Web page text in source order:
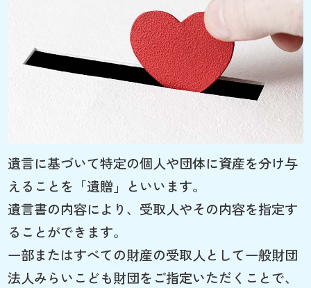
遺言に基づいて特定の個人や団体に資産を分け与
えることを「遺贈」といいます。
遺言書の内容により、受取人やその内容を指定す
ることができます。
一部またはすべての財産の受取人として一般財団
法人みらいこども財団をご指定いただくことで、